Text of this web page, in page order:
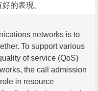
的表現。
networks is to
To support various
of service (QoS)
the call admission
in resource